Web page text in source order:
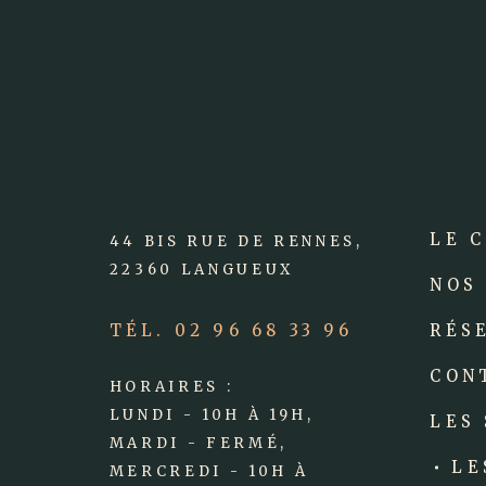
44 BIS RUE DE RENNES,
22360 LANGUEUX
TÉL. 02 96 68 33 96
HORAIRES :
LUNDI - 10H À 19H,
MARDI - FERMÉ,
MERCREDI - 10H À
LE
NOS
LES